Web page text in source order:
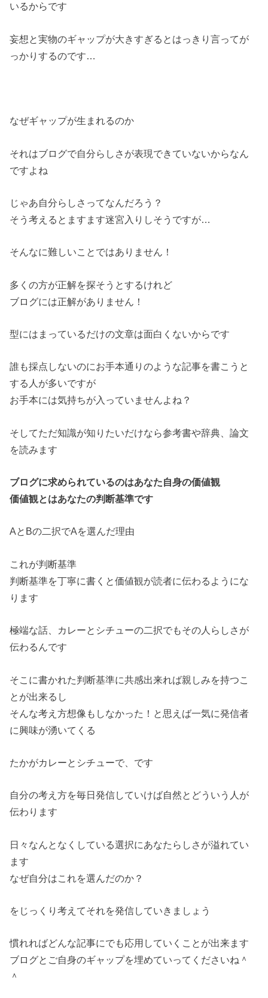
いるからです
妄想と実物のギャップが大きすぎるとはっきり言ってが
っかりするのです…
なぜギャップが生まれるのか
それはブログで自分らしさが表現できていないからなん
ですよね
じゃあ自分らしさってなんだろう？
そう考えるとますます迷宮入りしそうですが…
そんなに難しいことではありません！
多くの方が正解を探そうとするけれど
ブログには正解がありません！
型にはまっているだけの文章は面白くないからです
誰も採点しないのにお手本通りのような記事を書こうと
する人が多いですが
お手本には気持ちが入っていませんよね？
そしてただ知識が知りたいだけなら参考書や辞典、論文
を読みます
ブログに求められているのはあなた自身の価値観
価値観とはあなたの判断基準です
AとBの二択でAを選んだ理由
これが判断基準
判断基準を丁寧に書くと価値観が読者に伝わるようにな
ります
極端な話、カレーとシチューの二択でもその人らしさが
伝わるんです
そこに書かれた判断基準に共感出来れば親しみを持つこ
とが出来るし
そんな考え方想像もしなかった！と思えば一気に発信者
に興味が湧いてくる
たかがカレーとシチューで、です
自分の考え方を毎日発信していけば自然とどういう人が
伝わります
日々なんとなくしている選択にあなたらしさが溢れてい
ます
なぜ自分はこれを選んだのか？
をじっくり考えてそれを発信していきましょう
慣れればどんな記事にでも応用していくことが出来ます
ブログとご自身のギャップを埋めていってくださいね＾
＾